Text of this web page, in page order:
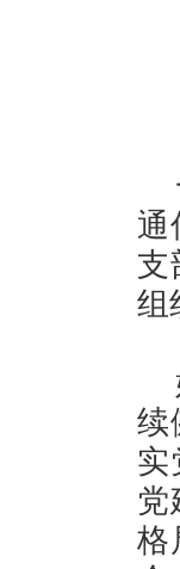
通
支
组
续
实
党
格